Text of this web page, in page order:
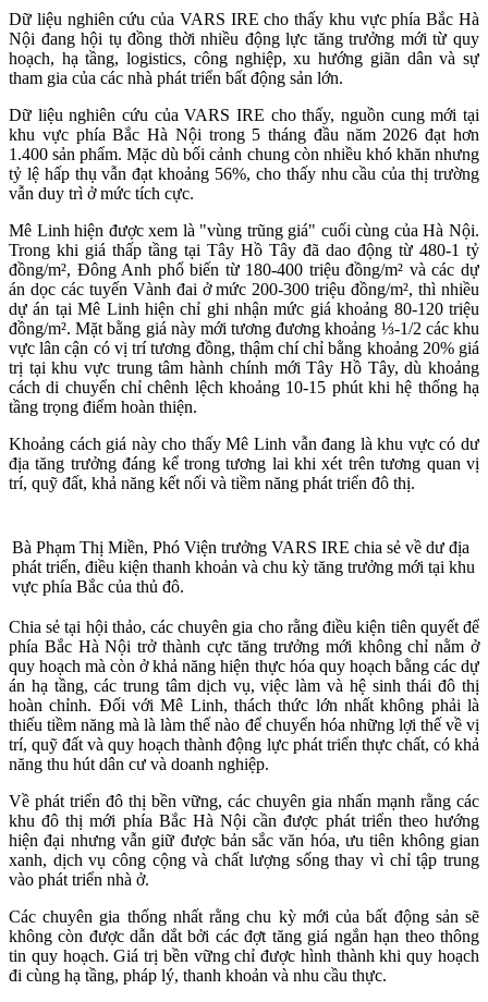
Dữ liệu nghiên cứu của VARS IRE cho thấy khu vực phía Bắc Hà
Nội đang hội tụ đồng thời nhiều động lực tăng trưởng mới từ quy
hoạch, hạ tầng, logistics, công nghiệp, xu hướng giãn dân và sự
tham gia của các nhà phát triển bất động sản lớn.
Dữ liệu nghiên cứu của VARS IRE cho thấy, nguồn cung mới tại
khu vực phía Bắc Hà Nội trong 5 tháng đầu năm 2026 đạt hơn
1.400 sản phẩm. Mặc dù bối cảnh chung còn nhiều khó khăn nhưng
tỷ lệ hấp thụ vẫn đạt khoảng 56%, cho thấy nhu cầu của thị trường
vẫn duy trì ở mức tích cực.
Mê Linh hiện được xem là "vùng trũng giá" cuối cùng của Hà Nội.
Trong khi giá thấp tầng tại Tây Hồ Tây đã dao động từ 480-1 tỷ
đồng/m², Đông Anh phổ biến từ 180-400 triệu đồng/m² và các dự
án dọc các tuyến Vành đai ở mức 200-300 triệu đồng/m², thì nhiều
dự án tại Mê Linh hiện chỉ ghi nhận mức giá khoảng 80-120 triệu
đồng/m². Mặt bằng giá này mới tương đương khoảng ⅓-1/2 các khu
vực lân cận có vị trí tương đồng, thậm chí chỉ bằng khoảng 20% giá
trị tại khu vực trung tâm hành chính mới Tây Hồ Tây, dù khoảng
cách di chuyển chỉ chênh lệch khoảng 10-15 phút khi hệ thống hạ
tầng trọng điểm hoàn thiện.
Khoảng cách giá này cho thấy Mê Linh vẫn đang là khu vực có dư
địa tăng trưởng đáng kể trong tương lai khi xét trên tương quan vị
trí, quỹ đất, khả năng kết nối và tiềm năng phát triển đô thị.
Bà Phạm Thị Miền, Phó Viện trưởng VARS IRE chia sẻ về dư địa
phát triển, điều kiện thanh khoản và chu kỳ tăng trưởng mới tại khu
vực phía Bắc của thủ đô.
Chia sẻ tại hội thảo, các chuyên gia cho rằng điều kiện tiên quyết để
phía Bắc Hà Nội trở thành cực tăng trưởng mới không chỉ nằm ở
quy hoạch mà còn ở khả năng hiện thực hóa quy hoạch bằng các dự
án hạ tầng, các trung tâm dịch vụ, việc làm và hệ sinh thái đô thị
hoàn chỉnh. Đối với Mê Linh, thách thức lớn nhất không phải là
thiếu tiềm năng mà là làm thế nào để chuyển hóa những lợi thế về vị
trí, quỹ đất và quy hoạch thành động lực phát triển thực chất, có khả
năng thu hút dân cư và doanh nghiệp.
Về phát triển đô thị bền vững, các chuyên gia nhấn mạnh rằng các
khu đô thị mới phía Bắc Hà Nội cần được phát triển theo hướng
hiện đại nhưng vẫn giữ được bản sắc văn hóa, ưu tiên không gian
xanh, dịch vụ công cộng và chất lượng sống thay vì chỉ tập trung
vào phát triển nhà ở.
Các chuyên gia thống nhất rằng chu kỳ mới của bất động sản sẽ
không còn được dẫn dắt bởi các đợt tăng giá ngắn hạn theo thông
tin quy hoạch. Giá trị bền vững chỉ được hình thành khi quy hoạch
đi cùng hạ tầng, pháp lý, thanh khoản và nhu cầu thực.